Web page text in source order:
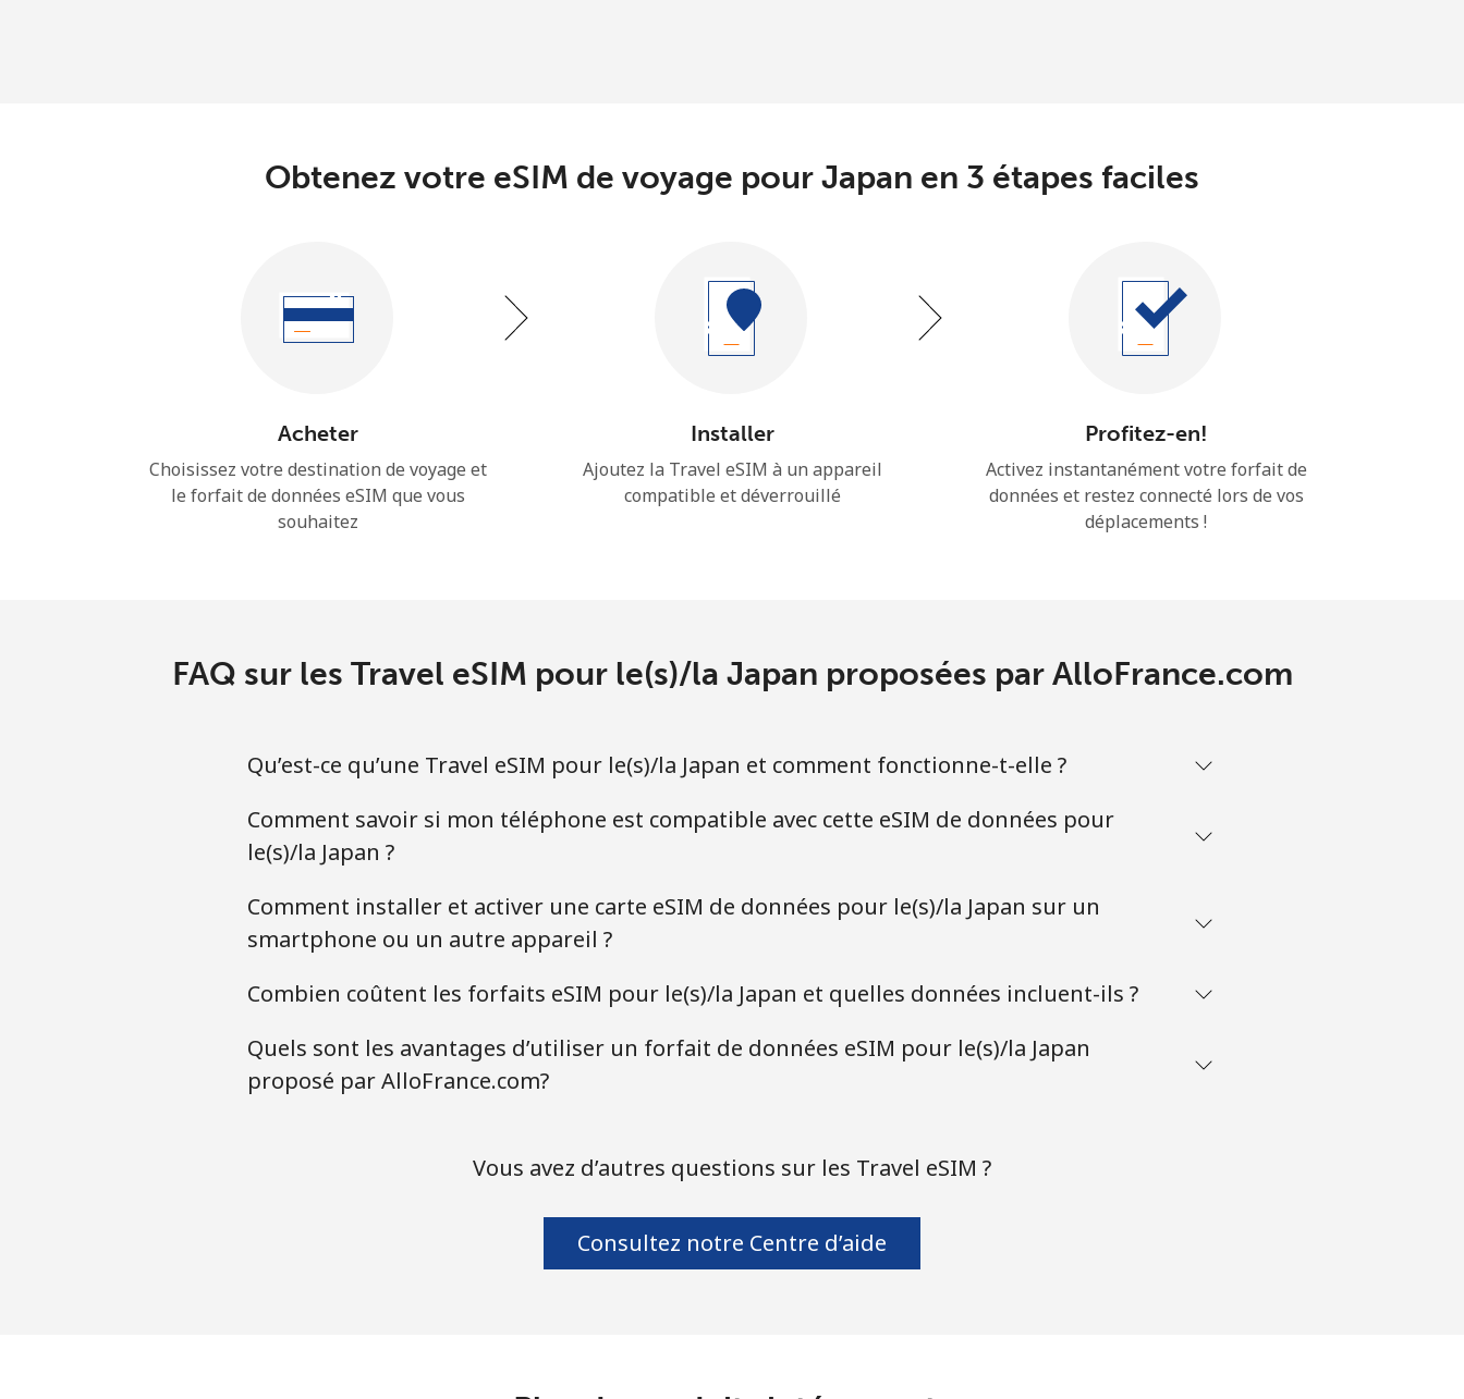
Obtenez votre eSIM de voyage pour Japan en 3 étapes faciles
Acheter
Choisissez votre destination de voyage et
le forfait de données eSIM que vous
souhaitez
Installer
Ajoutez la Travel eSIM à un appareil
compatible et déverrouillé
Profitez-en!
Activez instantanément votre forfait de
données et restez connecté lors de vos
déplacements !
FAQ sur les Travel eSIM pour le(s)/la Japan proposées par AlloFrance.com
Qu’est-ce qu’une Travel eSIM pour le(s)/la Japan et comment fonctionne-t-elle ?
Comment savoir si mon téléphone est compatible avec cette eSIM de données pour
le(s)/la Japan ?
Comment installer et activer une carte eSIM de données pour le(s)/la Japan sur un
smartphone ou un autre appareil ?
Combien coûtent les forfaits eSIM pour le(s)/la Japan et quelles données incluent-ils ?
Quels sont les avantages d’utiliser un forfait de données eSIM pour le(s)/la Japan
proposé par AlloFrance.com?
Vous avez d’autres questions sur les Travel eSIM ?
Consultez notre Centre d’aide